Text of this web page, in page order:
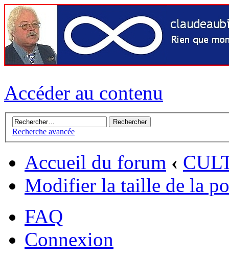
Accéder au contenu
Recherche avancée
Accueil du forum ‹
Modifier la taille de la
FAQ
Connexion